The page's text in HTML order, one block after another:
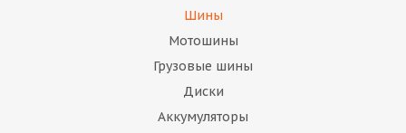
Шины
Мотошины
Грузовые шины
Диски
Аккумуляторы